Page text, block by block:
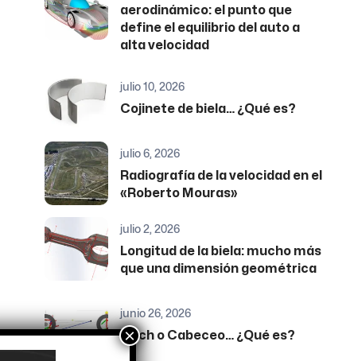
aerodinámico: el punto que
define el equilibrio del auto a
alta velocidad
julio 10, 2026
Cojinete de biela… ¿Qué es?
julio 6, 2026
Radiografía de la velocidad en el
«Roberto Mouras»
julio 2, 2026
Longitud de la biela: mucho más
que una dimensión geométrica
junio 26, 2026
Pitch o Cabeceo… ¿Qué es?
×